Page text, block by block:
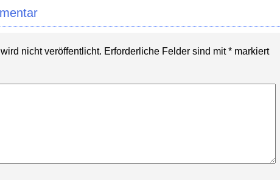
nicht veröffentlicht. Erforderliche Felder sind mit* markiert